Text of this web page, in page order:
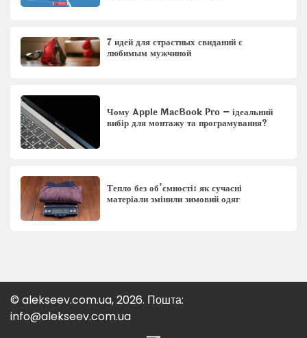
7 идей для страстных свиданий с
любимым мужчиной
Чому Apple MacBook Pro – ідеальний
вибір для монтажу та програмування?
Тепло без об’ємності: як сучасні
матеріали змінили зимовий одяг
© alekseev.com.ua, 2026. Пошта:
info@alekseev.com.ua